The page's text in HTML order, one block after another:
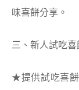
味喜餅分享。
三、新人試吃
★提供試吃喜